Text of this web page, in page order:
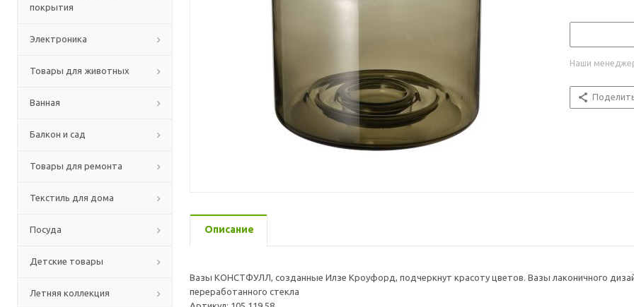
покрытия
Электроника
Товары для животных
Ванная
Балкон и сад
Товары для ремонта
Текстиль для дома
Посуда
Детские товары
Летняя коллекция
Наши
Описание
Вазы КОНСТФУЛЛ, созданные Илзе Кроуфорд, подчеркнут красоту цветов. Вазы лаконичного
переработанного стекла